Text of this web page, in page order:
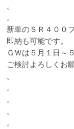
。
。
新車のＳＲ４００
即納も可能です。
ＧＷは５月１日～
ご検討よろしくお
。
。
。
。
。